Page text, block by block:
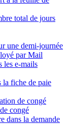
total de jours
une demi-journée
par Mail
les e-mails
la fiche de paie
de congé
congé
dans la demande